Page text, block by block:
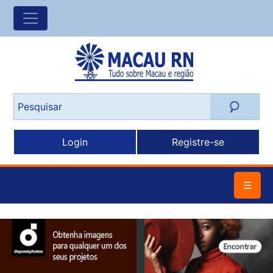
Login Registre-se
☰